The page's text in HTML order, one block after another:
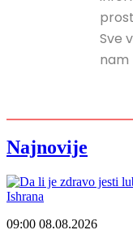
Sve
nam
Najnovije
Ishrana
09:00 08.08.2026